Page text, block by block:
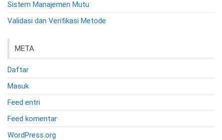
Sistem Manajemen Mutu
Validasi dan Verifikasi Metode
META
Daftar
Masuk
Feed entri
Feed komentar
WordPress.org